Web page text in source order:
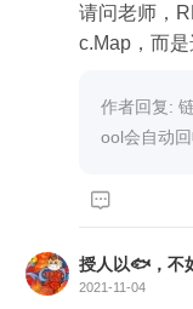
请问老师，
c.Map，而
作者回复:
ool会自动

授人以🐟，不
2021-11-04